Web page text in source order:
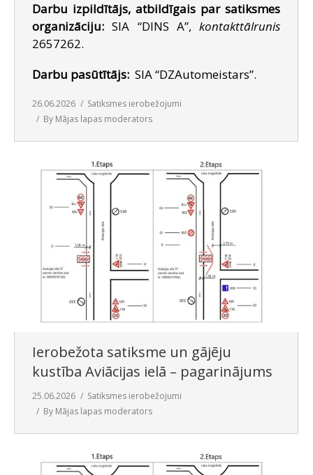
Darbu izpildītājs, atbildīgais par satiksmes
organizāciju: SIA “DINS A”, kontakttālrunis
2657262.
Darbu pasūtītājs: SIA “DZAutomeistars”.
26.06.2026
Satiksmes ierobežojumi
By Mājas lapas moderators
Ierobežota satiksme un gājēju
kustība Aviācijas ielā – pagarinājums
25.06.2026
Satiksmes ierobežojumi
By Mājas lapas moderators